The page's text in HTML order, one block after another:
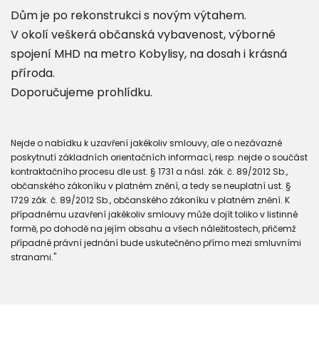
Dům je po rekonstrukci s novým výtahem.
V okolí veškerá občanská vybavenost, výborné
spojení MHD na metro Kobylisy, na dosah i krásná
příroda.
Doporučujeme prohlídku.
Nejde o nabídku k uzavření jakékoliv smlouvy, ale o nezávazné
poskytnutí základních orientačních informací, resp. nejde o součást
kontraktačního procesu dle ust. § 1731 a násl. zák. č. 89/2012 Sb.,
občanského zákoníku v platném znění, a tedy se neuplatní ust. §
1729 zák. č. 89/2012 Sb., občanského zákoníku v platném znění. K
případnému uzavření jakékoliv smlouvy může dojít toliko v listinné
formě, po dohodě na jejím obsahu a všech náležitostech, přičemž
případné právní jednání bude uskutečněno přímo mezi smluvními
stranami."